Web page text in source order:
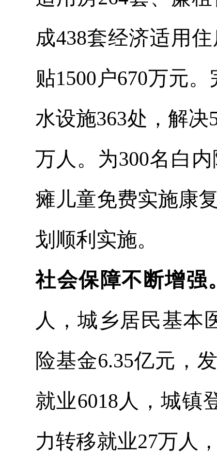
成438套经济适用
贴1500户670万元
水设施363处，解
万人。为300名白
瘫儿童免费实施康
划顺利实施。
社会保障不断增强
人，城乡居民基本
险基金6.35亿元，
就业6018人，城镇
力转移就业27万人